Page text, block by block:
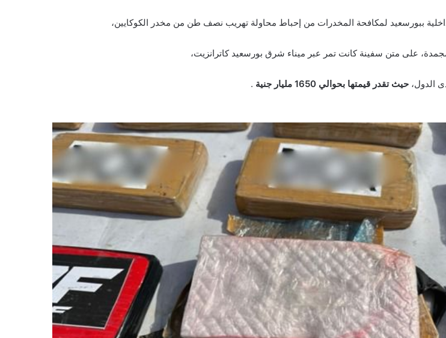
ببورسعيد لمكافحة المخدرات من إحباط محاولة تهريب نصف طن من مخدر الكوكايين،
على متن سفينة كانت تمر عبر ميناء شرق بورسعيد كاترانزيت،
الدول، حيث تقدر قيمتها بحوالي 1650 مليار جنية .